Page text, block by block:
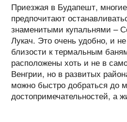
Приезжая в Будапешт,
предпочитают
знаменитыми купальнями –
Лукач. Это очень удобно, и
близости к термальным
расположены хоть и не в
Венгрии, но в развитых
можно быстро добраться до
достопримечательностей, а